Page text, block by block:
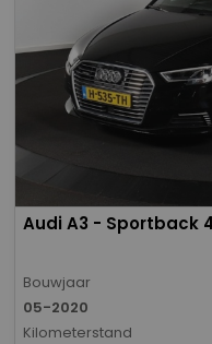
Audi A3 - Sportback
Bouwjaar
05-2020
Kilometerstand